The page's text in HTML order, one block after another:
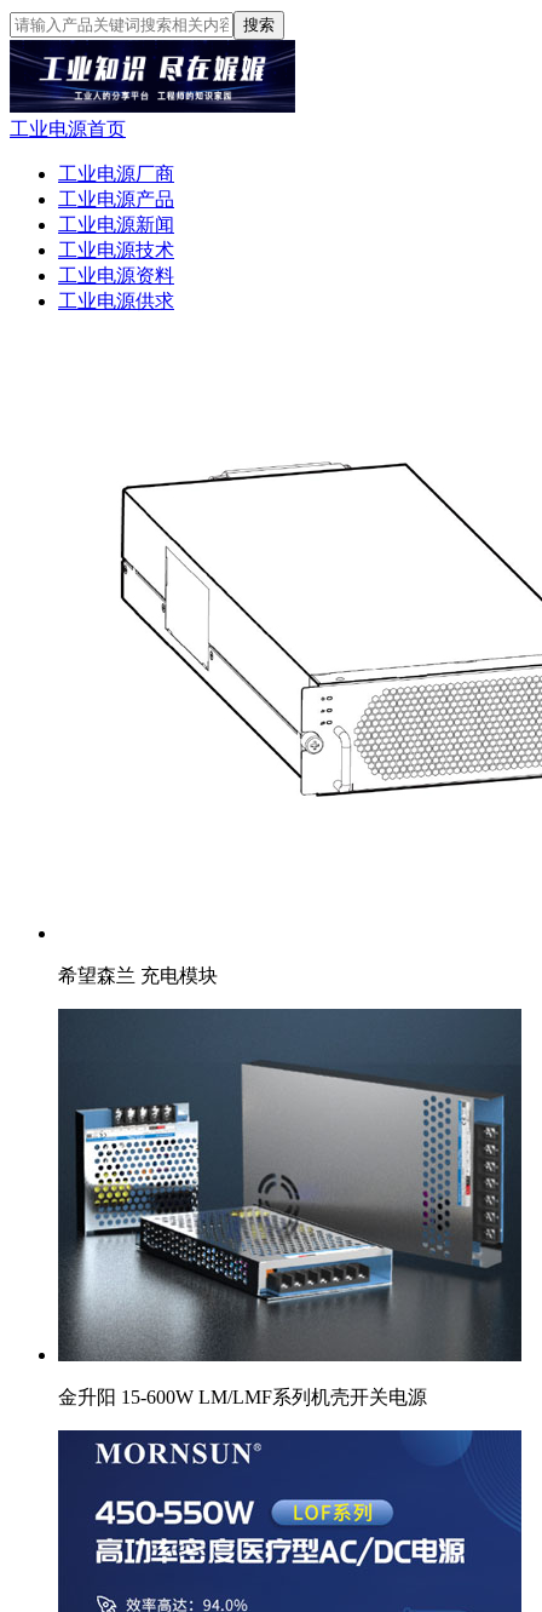
搜索
工业电源首页
工业电源厂商
工业电源产品
工业电源新闻
工业电源技术
工业电源资料
工业电源供求
希望森兰 充电模块
金升阳 15-600W LM/LMF系列机壳开关电源